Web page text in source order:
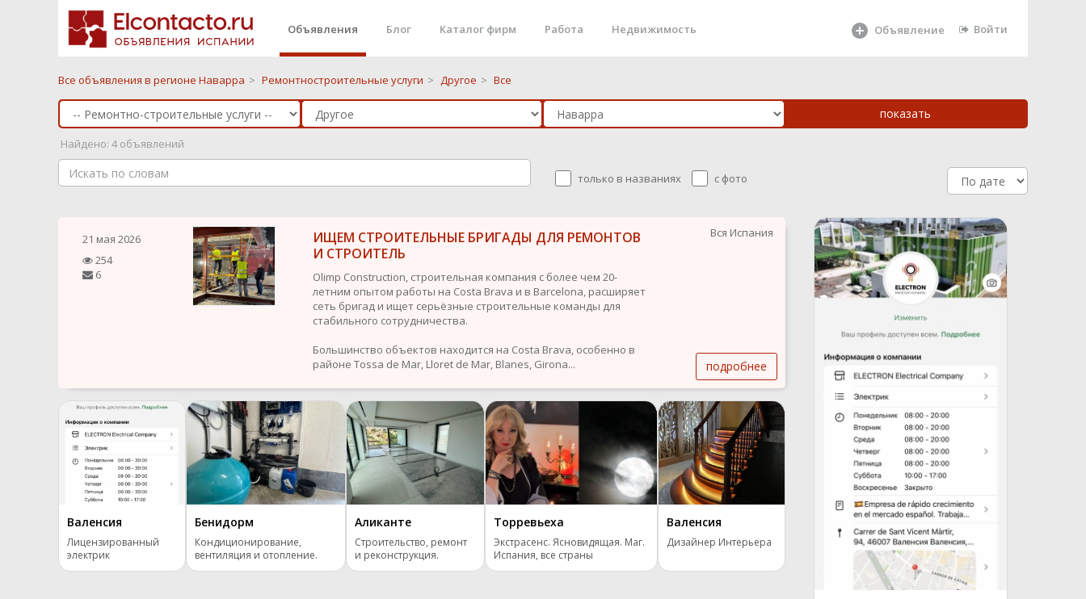
Объявления Блог Каталог фирм Работа Недвижимость Объявление Войти
Все объявления в регионе Наварра > Ремонтностроительные услуги > Другое > Все
Найдено: 4 объявлений
только в названиях с фото
21 мая 2026
254
6
ИЩЕМ СТРОИТЕЛЬНЫЕ БРИГАДЫ ДЛЯ РЕМОНТОВ
И СТРОИТЕЛЬ
Olimp Construction, строительная компания с более чем 20-
летним опытом работы на Costa Brava и в Barcelona, расширяет
сеть бригад и ищет серьёзные строительные команды для
стабильного сотрудничества.
Большинство объектов находится на Costa Brava, особенно в
районе Tossa de Mar, Lloret de Mar, Blanes, Girona...
Вся Испания
подробнее
Валенсия
Лицензированный
электрик
Бенидорм
Кондиционирование,
вентиляция и отопление.
Аликанте
Строительство, ремонт
и реконструкция.
Торревьеха
Экстрасенс. Ясновидящая. Маг.
Испания, все страны
Валенсия
Дизайнер Интерьера